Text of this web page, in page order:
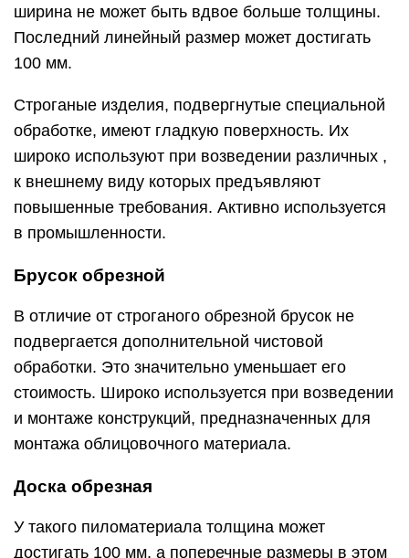
ширина не может быть вдвое больше толщины.
Последний линейный размер может достигать
100 мм.
Строганые изделия, подвергнутые специальной
обработке, имеют гладкую поверхность. Их
широко используют при возведении различных ,
к внешнему виду которых предъявляют
повышенные требования. Активно используется
в промышленности.
Брусок обрезной
В отличие от строганого обрезной брусок не
подвергается дополнительной чистовой
обработки. Это значительно уменьшает его
стоимость. Широко используется при возведении
и монтаже конструкций, предназначенных для
монтажа облицовочного материала.
Доска обрезная
У такого пиломатериала толщина может
достигать 100 мм, а поперечные размеры в этом